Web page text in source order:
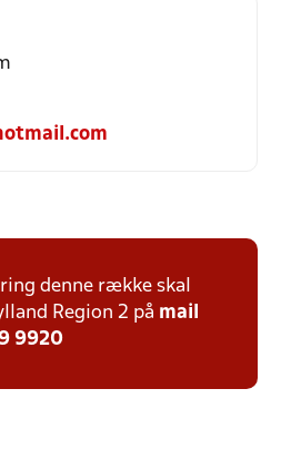
denne række skal
Region 2 på mail
9920